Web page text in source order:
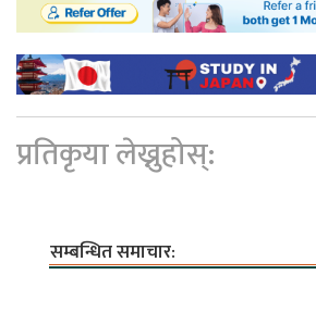
प्रतिकृया लेख्नुहोस्:
सम्बन्धित समाचार: